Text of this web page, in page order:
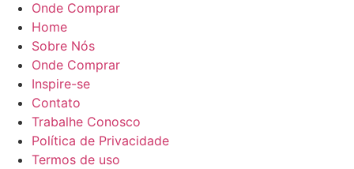
Onde Comprar
Home
Sobre Nós
Onde Comprar
Inspire-se
Contato
Trabalhe Conosco
Política de Privacidade
Termos de uso